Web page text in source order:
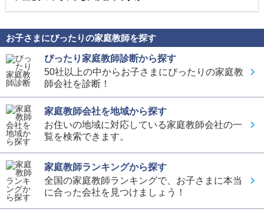
お子さまにぴったりの家庭教師を探す
ぴったり家庭教師診断から探す
50社以上の中からお子さまにぴったりの家庭教
師会社を診断！
家庭教師会社を地域から探す
お住いの地域に対応している家庭教師会社の一
覧を検索できます。
家庭教師ランキングから探す
全国の家庭教師ランキングで、お子さまに本当
に合った会社を見つけましょう！